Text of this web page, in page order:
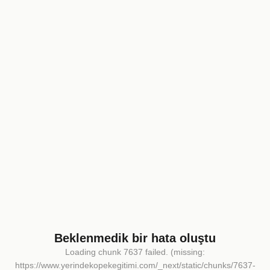
Beklenmedik bir hata oluştu
Loading chunk 7637 failed. (missing:
https://www.yerindekopekegitimi.com/_next/static/chunks/7637-